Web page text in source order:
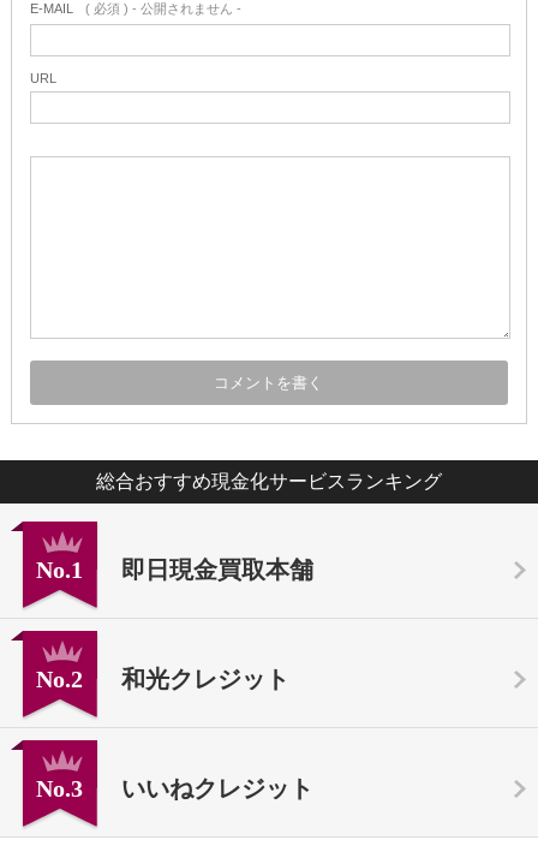
E-MAIL ( 必須 ) - 公開されません -
URL
総合おすすめ現金化サービスランキング
No.1 即日現金買取本舗
No.2 和光クレジット
No.3 いいねクレジット